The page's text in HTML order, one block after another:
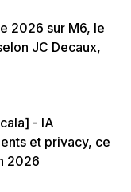
2026 sur M6, le
JC Decaux,
- IA
et privacy, ce
2026